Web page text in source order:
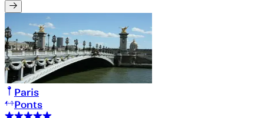
Paris
Ponts